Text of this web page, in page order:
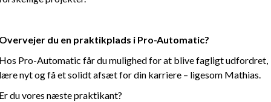
du en praktikplads i Pro-Automatic?
Pro-Automatic får du mulighed for at blive fagligt udfordret,
nyt og få et solidt afsæt for din karriere – ligesom Mathias.
du vores næste praktikant?